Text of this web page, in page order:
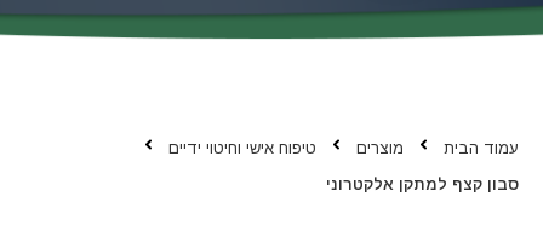
עמוד הבית מוצרים
טיפוח אישי וחיטוי ידיים
סבון קצף למתקן אלקטרוני